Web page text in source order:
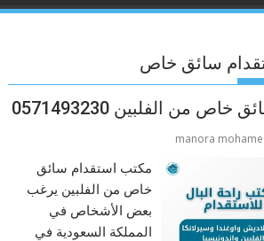
سائق خاص
من الفلبين 0571493230
manora
مكتب استقدام سائق
خاص من الفلبين يرغب
بعض الأشخاص في
المملكة السعودية في